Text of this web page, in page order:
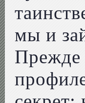
мы и
Прежде